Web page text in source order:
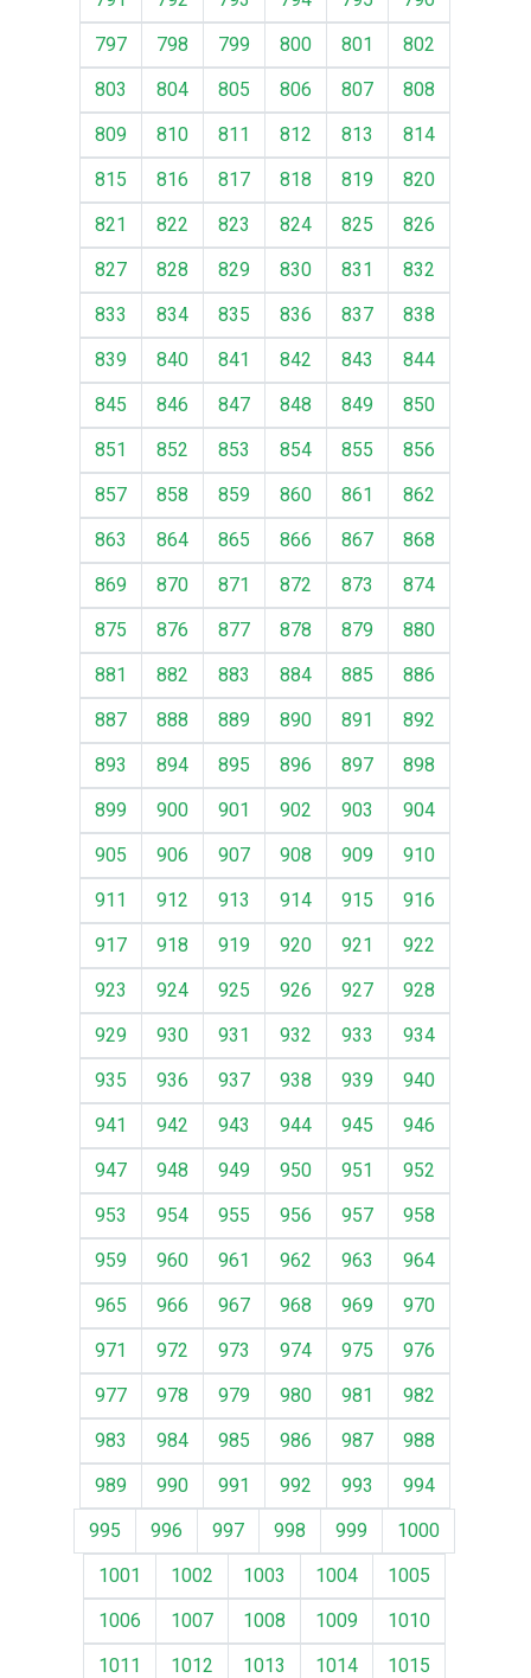
797
798 799 800 801
802
803
804 805 806 807
808
809
810 811 812 813
814
815
816 817 818 819
820
821
822 823 824 825
826
827
828 829 830 831
832
833
834 835 836 837
838
839
840 841 842 843
844
845
846 847 848 849
850
851
852 853 854 855
856
857
858 859 860 861
862
863
864 865 866 867
868
869
870 871 872 873
874
875
876 877 878 879
880
881
882 883 884 885
886
887
888 889 890 891
892
893
894 895 896 897
898
899
900 901 902 903
904
905
906 907 908 909
910
911
912 913 914 915
916
917
918 919 920 921
922
923
924 925 926 927
928
929
930 931 932 933
934
935
936 937 938 939
940
941
942 943 944 945
946
947
948 949 950 951
952
953
954 955 956 957
958
959
960 961 962 963
964
965
966 967 968 969
970
971
972 973 974 975
976
977
978 979 980 981
982
983
984 985 986 987
988
989
990 991 992 993
994
995
996 997 998 999
1000
1001
1002 1003 1004
1005
1006
1007 1008 1009
1010
1011
1012 1013 1014
1015